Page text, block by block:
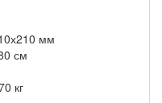
мм
см
кг